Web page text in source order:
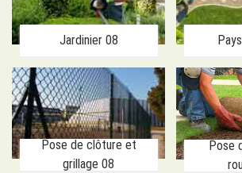
Jardinier 08
Pose de clôture et
grillage 08
Pose